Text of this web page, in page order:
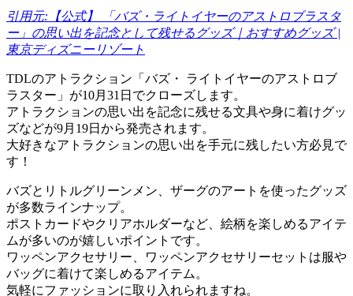
引用元:【公式】 「バズ・ライトイヤーのアストロブラスタ
ー」の思い出を記念として残せるグッズ｜おすすめグッズ |
東京ディズニーリゾート
TDLのアトラクション「バズ・ ライトイヤーのアストロブ
ラスター」が10月31日でクローズします。
アトラクションの思い出を記念に残せる文具や身に着けグッ
ズなどが9月19日から発売されます。
大好きなアトラクションの思い出を手元に残したい方必見で
す！
バズとリトルグリーンメン、ザーグのアートを使ったグッズ
が多数ラインナップ。
ポストカードやクリアホルダーなど、絵柄を楽しめるアイテ
ムが多いのが嬉しいポイントです。
ワッペンアクセサリー、ワッペンアクセサリーセットは服や
バッグに着けて楽しめるアイテム。
気軽にファッションに取り入れられますね。